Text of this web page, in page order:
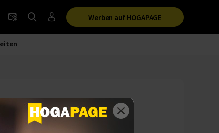
Werben auf HOGAPAGE